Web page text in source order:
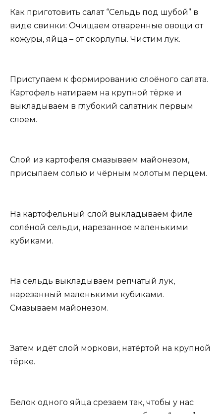
Как приготовить салат “Сельдь под шубой” в
виде свинки: Очищаем отваренные овощи от
кожуры, яйца – от скорлупы. Чистим лук.
Приступаем к формированию слоёного салата.
Картофель натираем на крупной тёрке и
выкладываем в глубокий салатник первым
слоем.
Слой из картофеля смазываем майонезом,
присыпаем солью и чёрным молотым перцем.
На картофельный слой выкладываем филе
солёной сельди, нарезанное маленькими
кубиками.
На сельдь выкладываем репчатый лук,
нарезанный маленькими кубиками.
Смазываем майонезом.
Затем идёт слой моркови, натёртой на крупной
тёрке.
Белок одного яйца срезаем так, чтобы у нас